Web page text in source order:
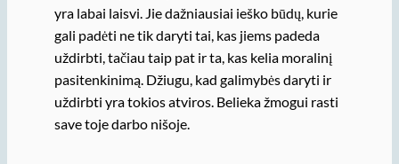
yra labai laisvi. Jie dažniausiai ieško būdų, kurie
gali padėti ne tik daryti tai, kas jiems padeda
uždirbti, tačiau taip pat ir ta, kas kelia moralinį
pasitenkinimą. Džiugu, kad galimybės daryti ir
uždirbti yra tokios atviros. Belieka žmogui rasti
save toje darbo nišoje.